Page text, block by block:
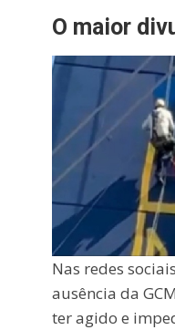
O maior
Nas redes
ausência da
ter agido e